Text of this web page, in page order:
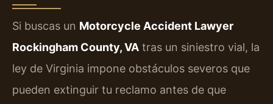
Si buscas un Motorcycle Accident Lawyer
Rockingham County, VA tras un siniestro vial, la
ley de Virginia impone obstáculos severos que
pueden extinguir tu reclamo antes de que